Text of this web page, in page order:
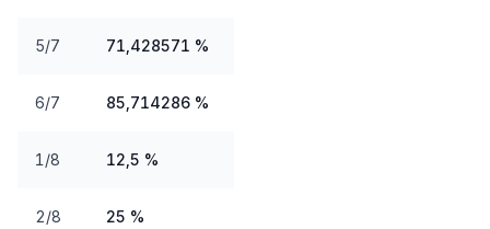
5/7 71,428571 %
6/7 85,714286 %
1/8 12,5 %
2/8 25 %